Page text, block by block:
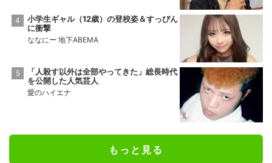
小学生ギャル（12歳）の登校姿＆すっぴん
に衝撃
ななにー 地下ABEMA
「人殺す以外は全部やってきた」総長時代
を公開した人気芸人
愛のハイエナ
もっと見る